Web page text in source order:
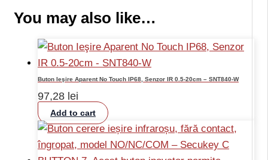
You may also like…
Buton Ieşire Aparent No Touch IP68, Senzor IR 0.5-20cm – SNT840-W
97,28 lei
Add to cart